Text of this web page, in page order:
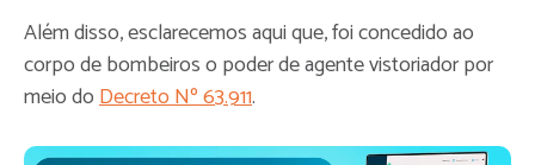
Além disso, esclarecemos aqui que, foi concedido ao
corpo de bombeiros o poder de agente vistoriador por
meio doDecreto Nº 63.911.